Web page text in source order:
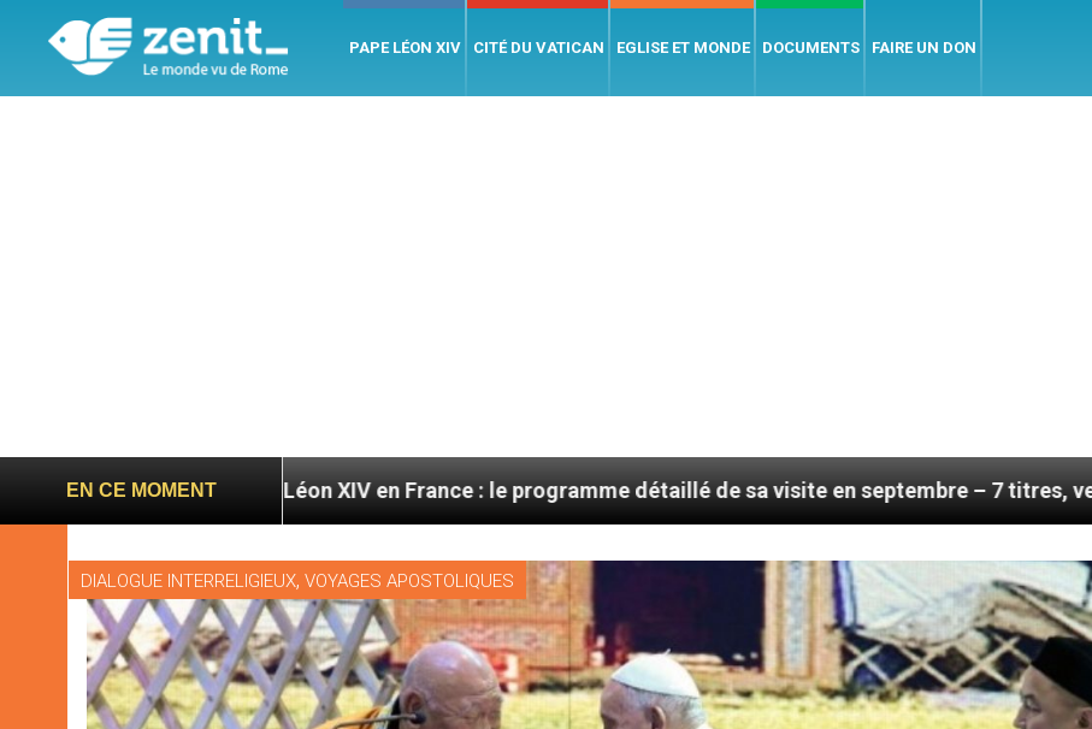
PAPE LÉON XIV CITÉ DU VATICAN EGLISE ET MONDE DOCUMENTS FAIRE UN DON
EN CE MOMENT
Léon XIV en France : le programme détaillé de sa visite en septembre – 7 titres, vendredi 7 août 2026
DIALOGUE INTERRELIGIEUX, VOYAGES APOSTOLIQUES